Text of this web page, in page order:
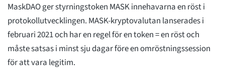
MaskDAO ger styrningstoken MASK innehavarna en röst i
protokollutvecklingen. MASK-kryptovalutan lanserades i
februari 2021 och har en regel för en token = en röst och
måste satsas i minst sju dagar före en omröstningssession
för att vara legitim.